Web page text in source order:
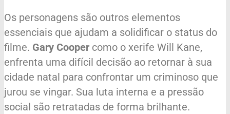
Os personagens são outros elementos
essenciais que ajudam a solidificar o status do
filme. Gary Cooper como o xerife Will Kane,
enfrenta uma difícil decisão ao retornar à sua
cidade natal para confrontar um criminoso que
jurou se vingar. Sua luta interna e a pressão
social são retratadas de forma brilhante.